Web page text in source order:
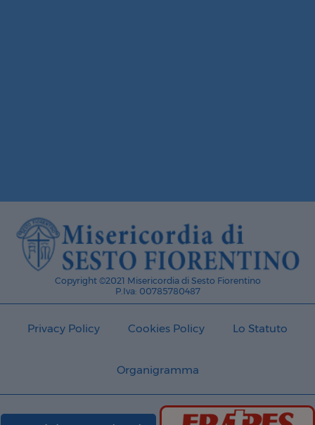
Copyright ©2021 Misericordia di Sesto Fiorentino
P.Iva: 00785780487
Privacy Policy Cookies Policy Lo Statuto
Organigramma